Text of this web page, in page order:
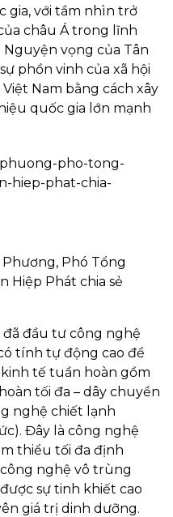
gia, với tầm nhìn trở
châu Á trong lĩnh
vọng của Tân
phồn vinh của xã hội
Nam bằng cách xây
quốc gia lớn mạnh
Phó Tổng
Hiệp Phát chia sẻ
đã đầu tư công nghệ
tính tự động cao để
tế tuần hoàn gồm
tối đa – dây chuyền
nghệ chiết lạnh
Đây là công nghệ
thiểu tối đa định
nghệ vô trùng
sự tinh khiết cao
giá trị dinh dưỡng.